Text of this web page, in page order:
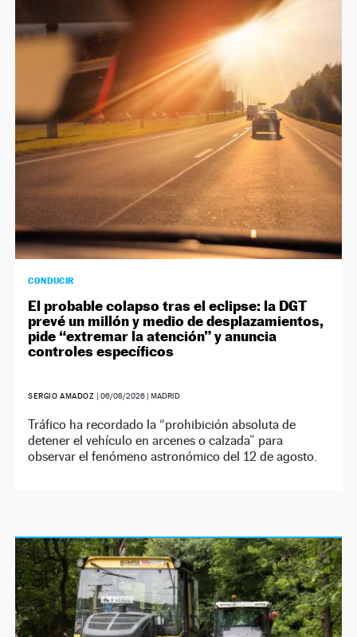
CONDUCIR
El probable colapso tras el eclipse: la DGT
prevé un millón y medio de desplazamientos,
pide “extremar la atención” y anuncia
controles específicos
SERGIO AMADOZ | 06/08/2026| MADRID
Tráfico ha recordado la “prohibición absoluta de
detener el vehículo en arcenes o calzada” para
observar el fenómeno astronómico del 12 de agosto.